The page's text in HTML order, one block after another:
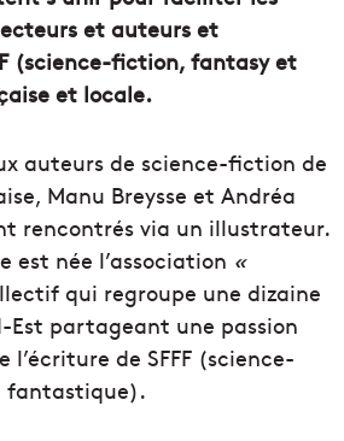
et auteurs et
(science-fiction, fantasy et
et locale.
auteurs de science-fiction de
Manu Breysse et Andréa
rencontrés via un illustrateur.
est née l’association «
qui regroupe une dizaine
Est partageant une passion
l’écriture de SFFF (science-
fantastique).